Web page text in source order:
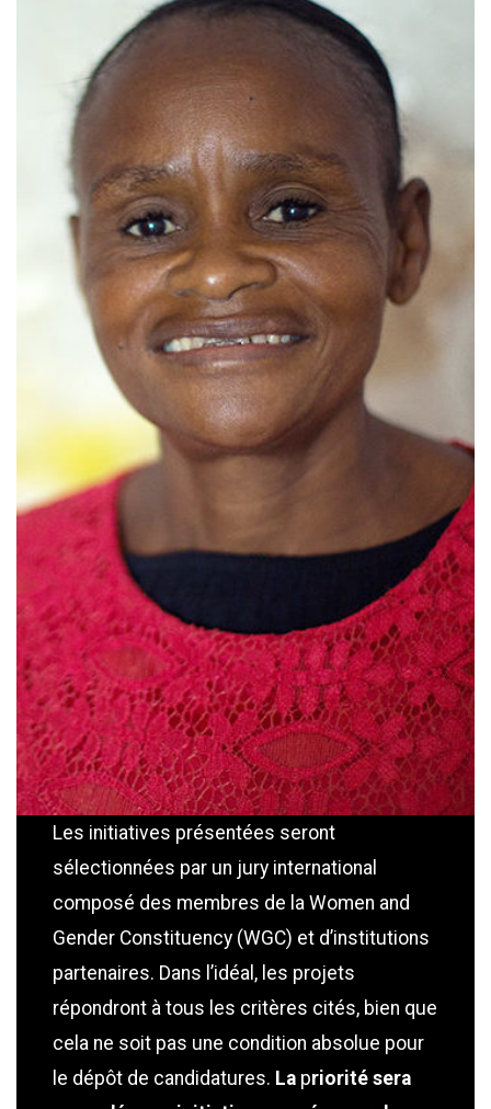
Les initiatives présentées seront
sélectionnées par un jury international
composé des membres de la Women and
Gender Constituency (WGC) et d’institutions
partenaires. Dans l’idéal, les projets
répondront à tous les critères cités, bien que
cela ne soit pas une condition absolue pour
le dépôt de candidatures. La priorité sera